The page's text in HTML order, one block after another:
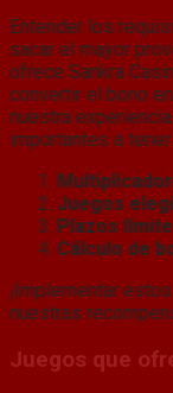
Entender los
sacar el mayor
ofrece Sankra
convertir el bono
nuestra
importantes a tener
Juegos
Plazos límite
Cálculo de
¡Implementar
nuestras
Juegos que